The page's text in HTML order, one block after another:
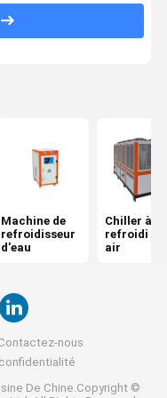
Machine de
refroidisseur
d'eau
Chiller à
refroidi
air
nous
De Chine.Copyright ©